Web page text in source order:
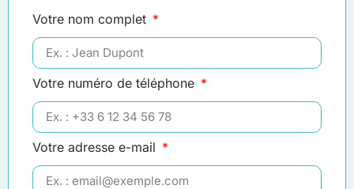
Votre nom complet
Votre numéro de téléphone
Votre adresse e-mail